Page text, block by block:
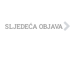
SLJEDEĆA OBJAVA